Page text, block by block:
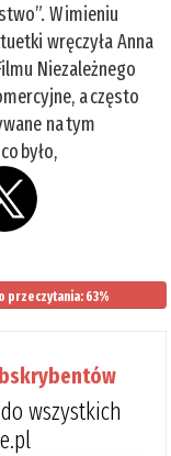
W imieniu
wręczyła Anna
Niezależnego
a często
na tym
było,
przeczytania: 63%
wszystkich